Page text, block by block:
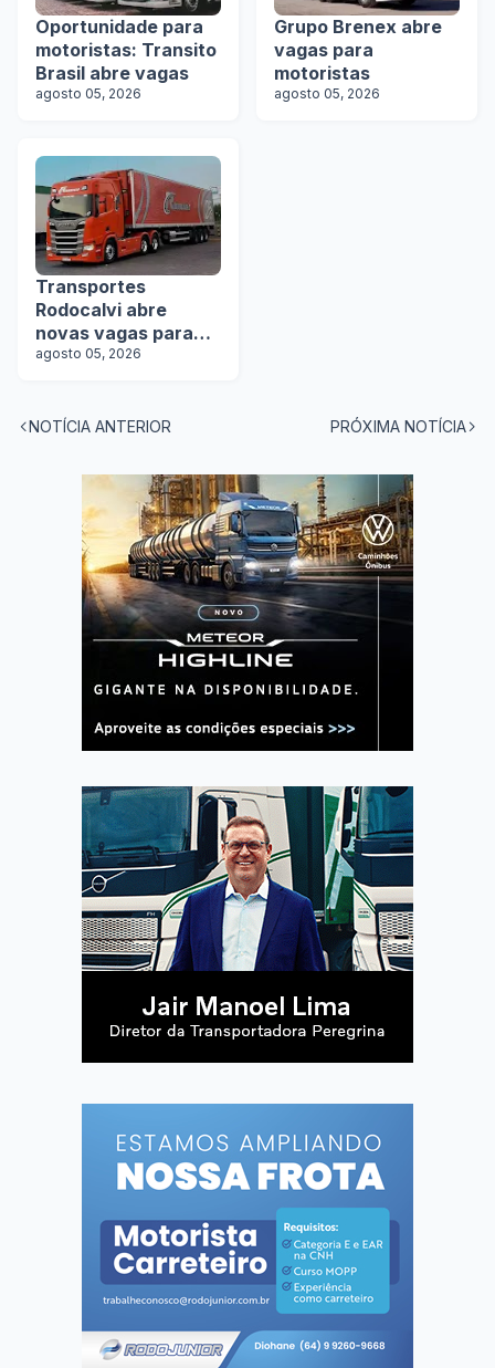
Oportunidade para
motoristas: Transito
Brasil abre vagas
agosto 05, 2026
Grupo Brenex abre
vagas para
motoristas
agosto 05, 2026
Transportes
Rodocalvi abre
novas vagas para
motoristas
agosto 05, 2026
NOTÍCIA ANTERIOR PRÓXIMA NOTÍCIA